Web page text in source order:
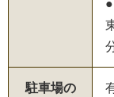
駐車場の